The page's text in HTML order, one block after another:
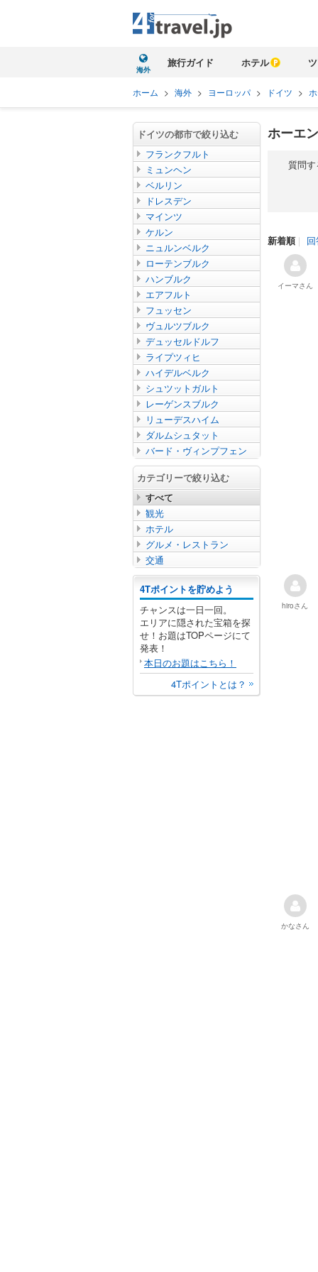
海外
旅行ガイド ホテル
ホーム > 海外 > ヨーロッパ > ドイツ >
ホーエ
質問す
新着順｜
イーマさん
hiroさん
かなさん
ドイツの都市で絞り込む
フランクフルト
ミュンヘン
ベルリン
ドレスデン
マインツ
ケルン
ニュルンベルク
ローテンブルク
ハンブルク
エアフルト
フュッセン
ヴュルツブルク
デュッセルドルフ
ライプツィヒ
ハイデルベルク
シュツットガルト
レーゲンスブルク
リューデスハイム
ダルムシュタット
バード・ヴィンプフェン
カテゴリーで絞り込む
すべて
観光
ホテル
グルメ・レストラン
交通
4Tポイントを貯めよう
チャンスは一日一回。
エリアに隠された宝箱を探
せ！お題はTOPページにて
発表！
本日のお題はこちら！
4Tポイントとは？